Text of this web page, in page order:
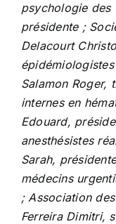
psychologie des
présidente ;
Delacourt
Salamon Roger,
internes en
Edouard,
anesthésistes
Sarah,
médecins
; Association
Ferreira Dimitri,